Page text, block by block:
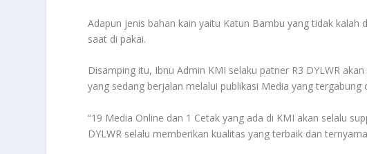
Adapun jenis bahan kain yaitu Katun Bambu yang tidak
saat di pakai.
Disamping itu, Ibnu Admin KMI selaku patner R3 DYLWR
yang sedang berjalan melalui publikasi Media yang tergabung
“19 Media Online dan 1 Cetak yang ada di KMI akan selalu
DYLWR selalu memberikan kualitas yang terbaik dan